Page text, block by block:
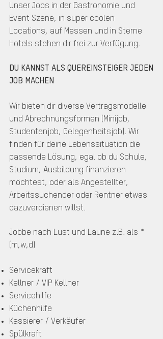
Unser Jobs in der Gastronomie und
Event Szene, in super coolen
Locations, auf Messen und in Sterne
Hotels stehen dir frei zur Verfügung.
DU KANNST ALS QUEREINSTEIGER JEDEN
JOB MACHEN
Wir bieten dir diverse Vertragsmodelle
und Abrechnungsformen (Minijob,
Studentenjob, Gelegenheitsjob). Wir
finden für deine Lebenssituation die
passende Lösung, egal ob du Schule,
Studium, Ausbildung finanzieren
möchtest, oder als Angestellter,
Arbeitssuchender oder Rentner etwas
dazuverdienen willst.
Jobbe nach Lust und Laune z.B. als *
(m,w,d)
Servicekraft
Kellner / VIP Kellner
Servicehilfe
Küchenhilfe
Kassierer / Verkäufer
Spülkraft